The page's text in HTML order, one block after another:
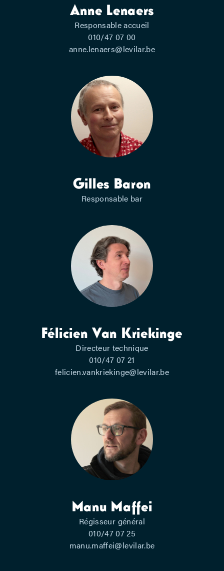
Anne Lenaers
Responsable accueil
010/47 07 00
anne.lenaers@levilar.be
Gilles Baron
Responsable bar
Félicien Van Kriekinge
Directeur technique
010/47 07 21
felicien.vankriekinge@levilar.be
Manu Maffei
Régisseur général
010/47 07 25
manu.maffei@levilar.be